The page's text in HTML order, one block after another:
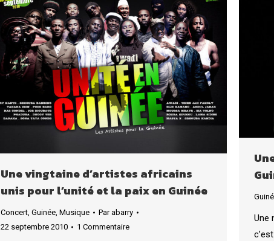
Une
Une vingtaine d’artistes africains
unis pour l’unité et la paix en Guinée
Concert Guinée Musique Parabarry
22 septembre 2010
1 Commentaire